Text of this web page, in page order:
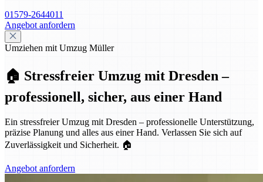
01579-2644011
Angebot anfordern
Umziehen mit Umzug Müller
🏠 Stressfreier Umzug mit Dresden –
professionell, sicher, aus einer Hand
Ein stressfreier Umzug mit Dresden – professionelle Unterstützung,
präzise Planung und alles aus einer Hand. Verlassen Sie sich auf
Zuverlässigkeit und Sicherheit. 🏠
Angebot anfordern